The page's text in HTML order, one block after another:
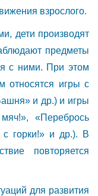
взрослого.
дети производят
предметы
с ними. При этом
относятся игры с
и др.) и игры
«Перебрось
горки!» и др.). В
повторяется
для развития